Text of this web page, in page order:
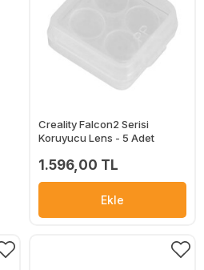
Creality Falcon2 Serisi
Koruyucu Lens - 5 Adet
1.596,00 TL
Ekle